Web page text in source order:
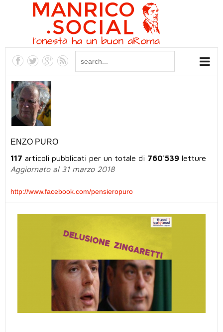
ENZO PURO
117 articoli pubblicati per un totale di 760'539 letture
Aggiornato al 31 marzo 2018
http://www.facebook.com/pensieropuro